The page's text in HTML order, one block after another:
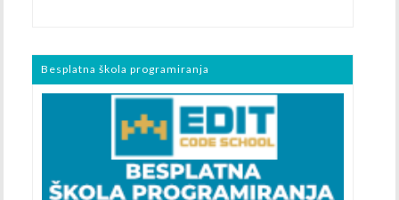
Besplatna škola programiranja